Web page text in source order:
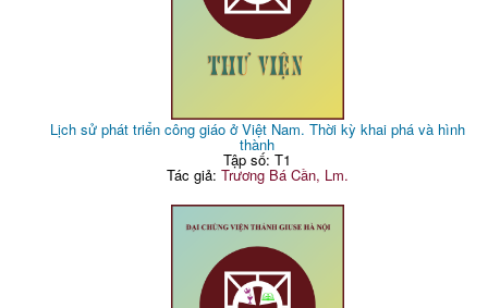
Lịch sử phát triển công giáo ở Việt Nam. Thời kỳ khai phá và hình
thành
Tập số: T1
Tác giả: Trương Bá Cần, Lm.